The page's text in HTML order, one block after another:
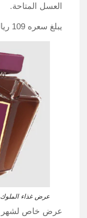
العسل المتاحة.
يبلغ سعره 109 ريال سعودي.
عرض غذاء الملوك